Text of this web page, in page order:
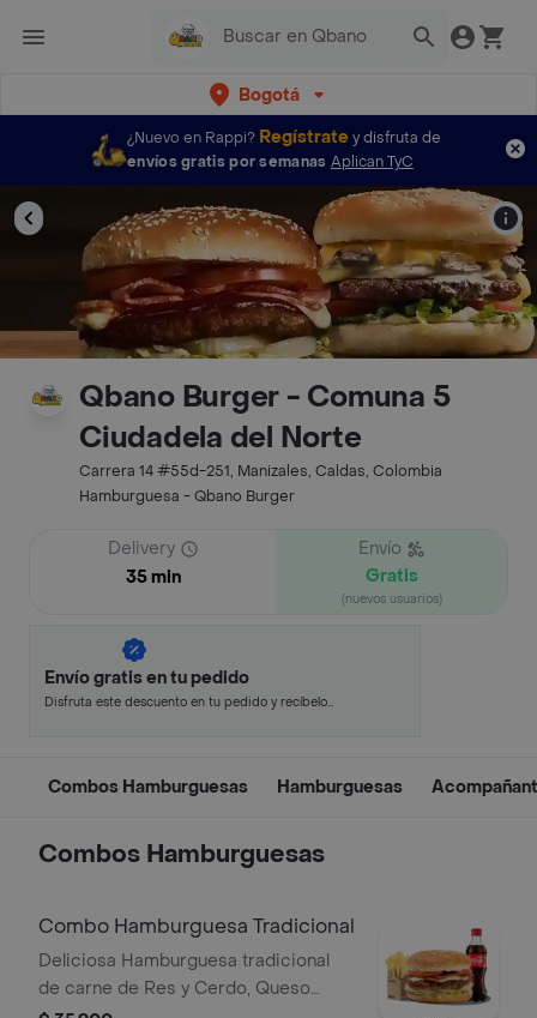
Bogotá
¿Nuevo en Rappi? Regístratey disfruta de
envíos gratis por semanas Aplican TyC
Qbano Burger - Comuna 5
Ciudadela del Norte
Carrera 14 #55d-251, Manizales, Caldas, Colombia
Hamburguesa - Qbano Burger
Delivery
35 min
Envío
Gratis
(nuevos usuarios)
Envío gratis en tu pedido
Disfruta este descuento en tu pedido y recíbelo
Combos Hamburguesas Hamburguesas
Combos Hamburguesas
Combo Hamburguesa Tradicional
Deliciosa Hamburguesa tradicional
de carne de Res y Cerdo, Queso